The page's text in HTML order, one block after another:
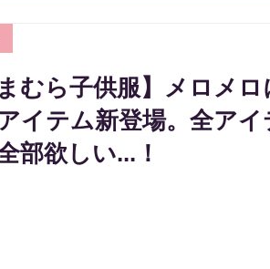
まむら子供服】メロメ
イテム新登場。全ア
部欲しい...！